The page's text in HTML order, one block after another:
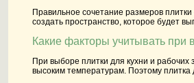
Правильное сочетание размеров
создать пространство, которое будет
Какие факторы учитывать при
При выборе плитки для кухни и
высоким температурам. Поэтому плитка